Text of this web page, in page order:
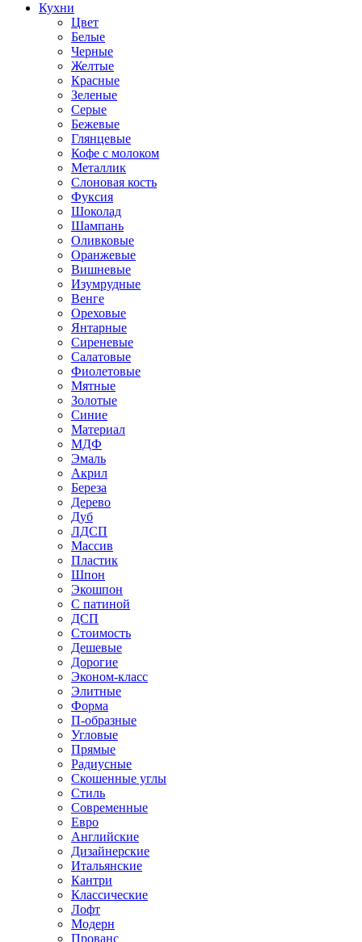
Кухни
Цвет
Белые
Черные
Желтые
Красные
Зеленые
Серые
Бежевые
Глянцевые
Кофе с молоком
Металлик
Слоновая кость
Фуксия
Шоколад
Шампань
Оливковые
Оранжевые
Вишневые
Изумрудные
Венге
Ореховые
Янтарные
Сиреневые
Салатовые
Фиолетовые
Мятные
Золотые
Синие
Материал
МДФ
Эмаль
Акрил
Береза
Дерево
Дуб
ЛДСП
Массив
Пластик
Шпон
Экошпон
С патиной
ДСП
Стоимость
Дешевые
Дорогие
Эконом-класс
Элитные
Форма
П-образные
Угловые
Прямые
Радиусные
Скошенные углы
Стиль
Современные
Евро
Английские
Дизайнерские
Итальянские
Кантри
Классические
Лофт
Модерн
Прованс